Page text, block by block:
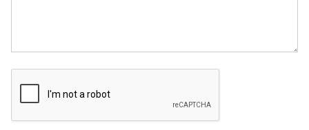
деревьях тоже могут быть какие-нибудь
фитонциды превышающие ПДК
Никер 17 мая 2026 в 11:55:
Ложь.Более чем ложь — дискредитация Живу в